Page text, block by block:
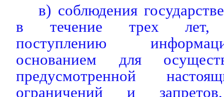
в) соблюдения
в течение
трех лет,
поступлению
основанием для
предусмотренной
ограничений и